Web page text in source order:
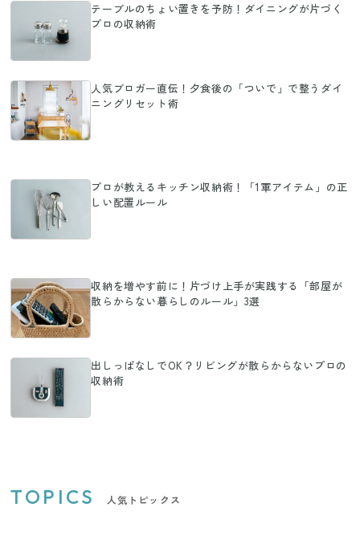
テーブルのちょい置きを予防！ダイニングが片づく
プロの収納術
人気ブロガー直伝！夕食後の「ついで」で整うダイ
ニングリセット術
プロが教えるキッチン収納術！「1軍アイテム」の正
しい配置ルール
収納を増やす前に！片づけ上手が実践する「部屋が
散らからない暮らしのルール」3選
出しっぱなしでOK？リビングが散らからないプロの
収納術
TOPICS 人気トピックス